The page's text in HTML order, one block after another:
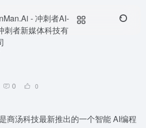
0 0
商汤科技最新推出的一个智能 AI编程